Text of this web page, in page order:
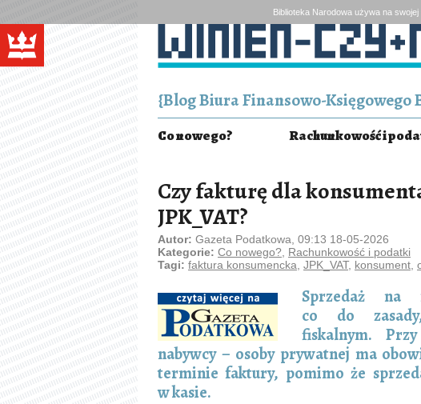
Biblioteka Narodowa używa na
{Blog Biura Finansowo-
Co nowego? Rachunkowość i
Czy fakturę dla
JPK_VAT?
Autor: Gazeta Podatkowa, 09:13 18-05-2026
Kategorie: Co nowego? Rachunkowość i podatki
Tagi: faktura konsumencka JPK_VAT, konsument
Sprzedaż na
co do
fiskalnym.
nabywcy – osoby prywatnej ma
terminie faktury, pomimo że
w kasie.